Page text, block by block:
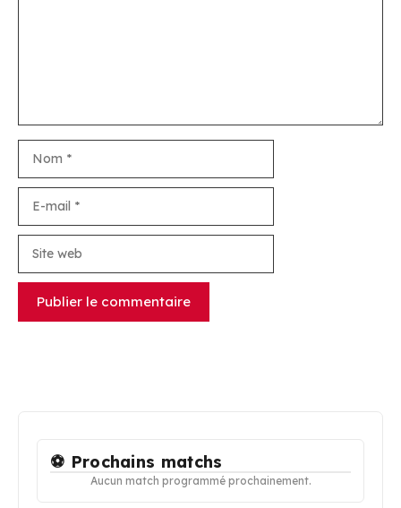
mail
web
⚽ Prochains matchs
Aucun match programmé prochainement.